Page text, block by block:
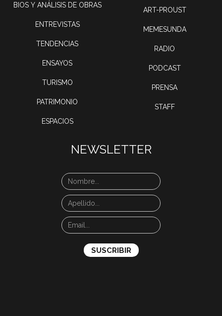
BIOS Y ANÁLISIS DE OBRAS
ENTREVISTAS
TENDENCIAS
ENSAYOS
TURISMO
PATRIMONIO
ESPACIOS
ART-PROUST
MEMESUNDA
RADIO
PODCAST
PRENSA
STAFF
NEWSLETTER